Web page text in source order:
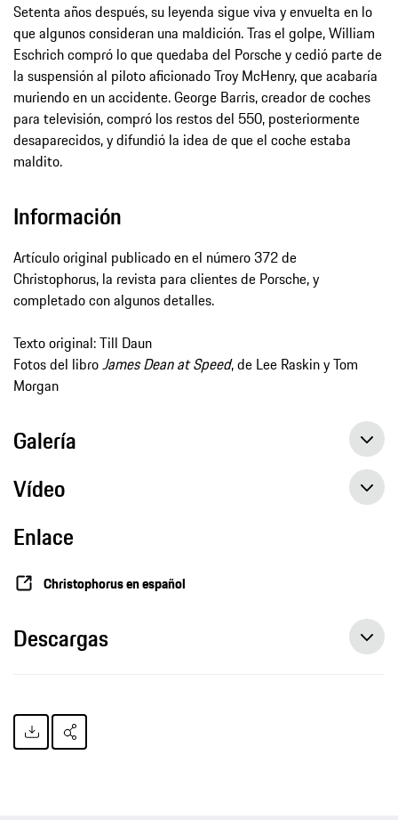
Setenta años después, su leyenda sigue viva y envuelta en lo
que algunos consideran una maldición. Tras el golpe, William
Eschrich compró lo que quedaba del Porsche y cedió parte de
la suspensión al piloto aficionado Troy McHenry, que acabaría
muriendo en un accidente. George Barris, creador de coches
para televisión, compró los restos del 550, posteriormente
desaparecidos, y difundió la idea de que el coche estaba
maldito.
Información
Artículo original publicado en el número 372 de
Christophorus, la revista para clientes de Porsche, y
completado con algunos detalles.
Texto original: Till Daun
Fotos del libroJames Dean at Speed, de Lee Raskin y Tom
Morgan
Galería
Vídeo
Enlace
Christophorus en español
Descargas